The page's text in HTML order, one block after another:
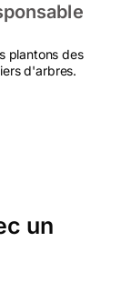
plantons des
d'arbres.
un